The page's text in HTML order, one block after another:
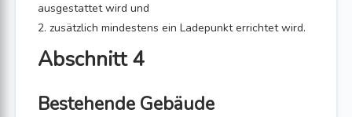
ausgestattet wird und
2. zusätzlich mindestens ein Ladepunkt errichtet wird.
Abschnitt 4
Bestehende Gebäude